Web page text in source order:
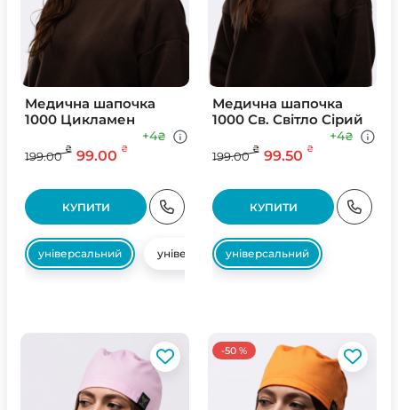
Медична шапочка
1000 Цикламен
199.00
₴ 99.00 ₴
+4₴
КУПИТИ
універсальний універсальний
Медична шапочка
1000 Св. Свiтло Сiрий
199.00
₴ 99.50 ₴
+4₴
КУПИТИ
універсальний
-50 %